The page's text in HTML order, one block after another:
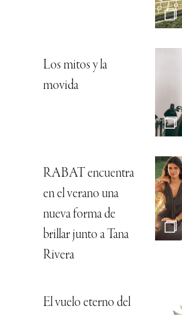
Los mitos y la
movida
RABAT encuentra
en el verano una
nueva forma de
brillar junto a Tana
Rivera
El vuelo eterno del